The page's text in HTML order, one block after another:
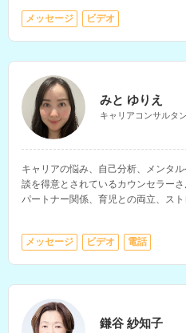
メッセージ ビデオ
みと ゆりえ
キャリアコンサルタ
キャリアの悩み、自己分析、メンタ
談を得意とされているカウンセラー
パートナー関係、育児との両立、ス
メッセージ ビデオ 電話
鎌谷 紗知子